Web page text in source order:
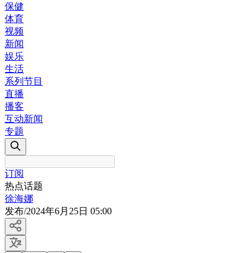
保健
体育
视频
新闻
娱乐
生活
系列节目
直播
播客
互动新闻
专题
订阅
热点话题
徐海娜
发布/2024年6月25日 05:00